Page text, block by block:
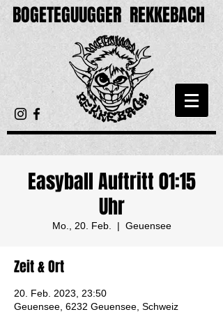
BOGETEGUUGGER REKKEBACH
Easyball Auftritt 01:15
Uhr
Mo., 20. Feb.
  |
Geuensee
Zeit & Ort
20. Feb. 2023, 23:50
Geuensee, 6232 Geuensee, Schweiz